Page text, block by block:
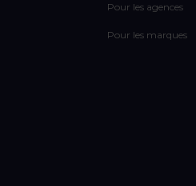
Pour les agences
Pour les marques